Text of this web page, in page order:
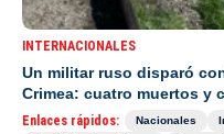
INTERNACIONALES
Un militar ruso disparó
Crimea: cuatro muertos y
Enlaces rápidos: Nacionales